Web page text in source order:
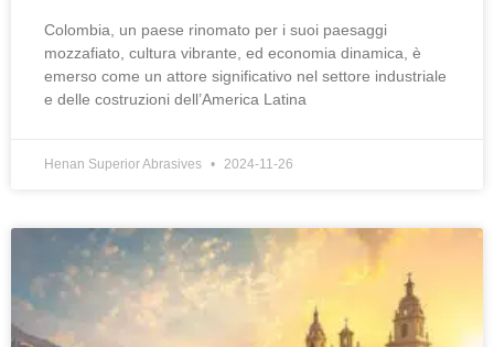
Colombia, un paese rinomato per i suoi paesaggi
mozzafiato, cultura vibrante, ed economia dinamica, è
emerso come un attore significativo nel settore industriale
e delle costruzioni dell’America Latina
Henan Superior Abrasives 2024-11-26